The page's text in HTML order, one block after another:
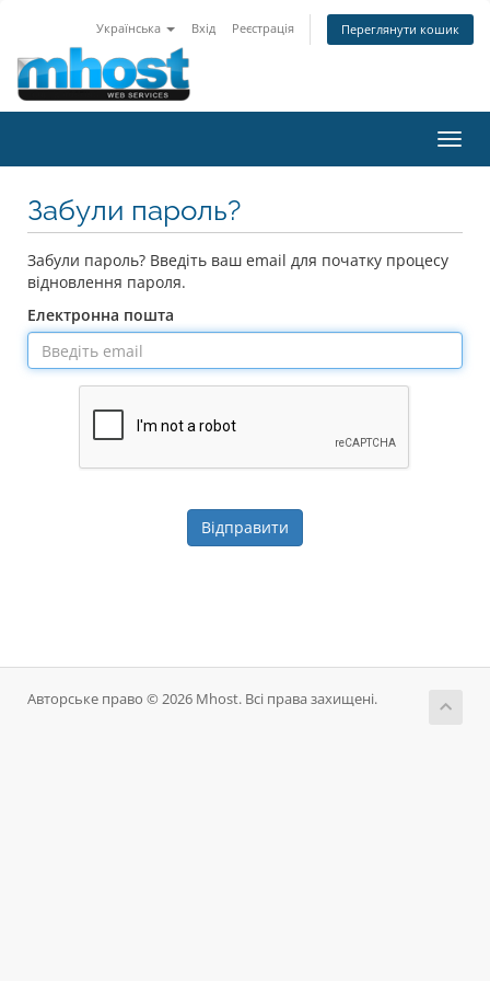
Українська Вхід Реєстрація Переглянути кошик
Забули пароль?
Забули пароль? Введіть ваш email для початку процесу
відновлення пароля.
Електронна пошта
Відправити
Авторське право © 2026 Mhost. Всі права захищені.